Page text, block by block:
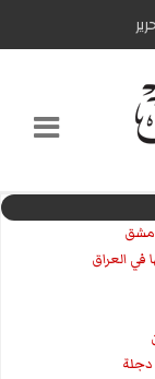
في العراق